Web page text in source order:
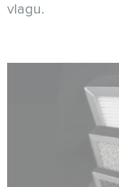
vlagu.